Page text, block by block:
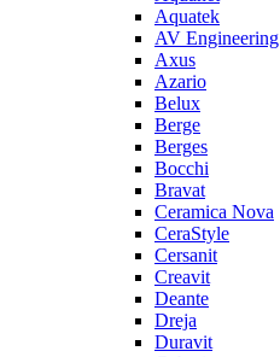
Aquatek
AV Engineering
Axus
Azario
Belux
Berge
Berges
Bocchi
Bravat
Ceramica Nova
CeraStyle
Cersanit
Creavit
Deante
Dreja
Duravit